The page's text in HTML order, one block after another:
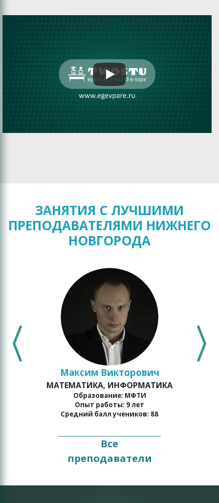
ЗАНЯТИЯ С ЛУЧШИМИ
ПРЕПОДАВАТЕЛЯМИ НИЖНЕГО
НОВГОРОДА
Максим Викторович
МАТЕМАТИКА, ИНФОРМАТИКА
Образование: МФТИ
Опыт работы: 9 лет
Средний балл учеников: 88
Все
преподаватели